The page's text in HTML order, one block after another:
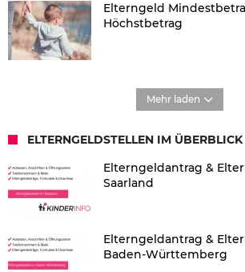
Elterngeld
Höchstbetrag
Mehr laden
ELTERNGELDSTELLEN IM ÜBERBLICK
Elterngeldantrag &
Saarland
Elterngeldantrag &
Baden-Württemberg